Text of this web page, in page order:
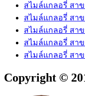
สไมล์แกลอรี่ สา
สไมล์แกลอรี่ สา
สไมล์แกลอรี่ สา
สไมล์แกลอรี่ สา
สไมล์แกลอรี่ สา
Copyright ©